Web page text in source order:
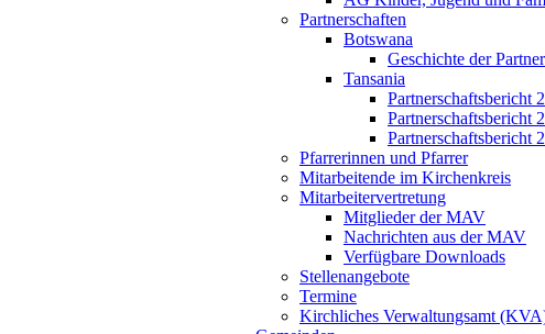
Partnerschaften
Botswana
Geschichte der
Tansania
Partnerschaftsbericht
Partnerschaftsbericht
Partnerschaftsbericht
Pfarrerinnen und Pfarrer
Mitarbeitende im Kirchenkreis
Mitarbeitervertretung
Mitglieder der MAV
Nachrichten aus der MAV
Verfügbare Downloads
Stellenangebote
Termine
Kirchliches Verwaltungsamt